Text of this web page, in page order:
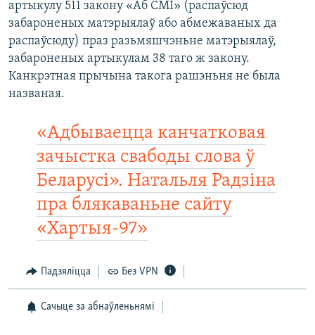
артыкулу 511 закону «Аб СМІ» (распаўсюд
забароненых матэрыялаў або абмежаваных да
распаўсюду) праз разьмяшчэньне матэрыялаў,
забароненых артыкулам 38 таго ж закону.
Канкрэтная прычына такога рашэньня не была
названая.
«Адбываецца канчатковая
зачыстка свабоды слова ў
Беларусі». Натальля Радзіна
пра блякаваньне сайту
«Хартыя-97»
Падзяліцца Без VPN
Сачыце за абнаўленьнямі